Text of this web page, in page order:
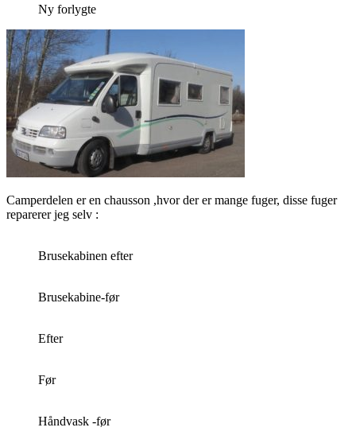
Ny forlygte
Camperdelen er en chausson ,hvor der er mange fuger, disse fuger
reparerer jeg selv :
Brusekabinen efter
Brusekabine-før
Efter
Før
Håndvask -før